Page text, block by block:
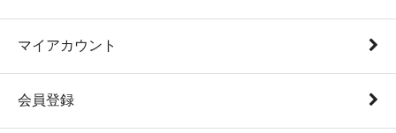
マイアカウント
会員登録